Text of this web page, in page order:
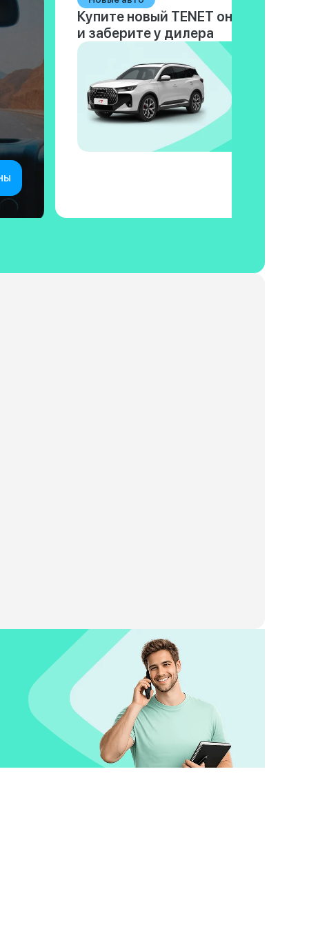
Купите новый TENET онлайн
и заберите у дилера